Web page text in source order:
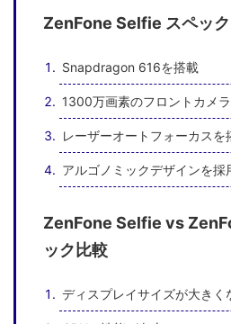
ZenFone Selfie スペック
Snapdragon 616を搭載
1300万画素のフロントカメ
レーザーオートフォーカスを
アルゴノミックデザインを採
ZenFone Selfie vs
ック比較
ディスプレイサイズが大きく